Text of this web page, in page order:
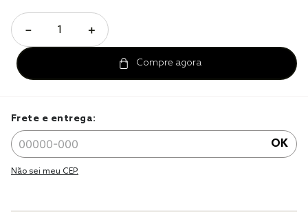
＋
－
Frete e entrega:
OK
Não sei meu CEP.
jogo cama casal